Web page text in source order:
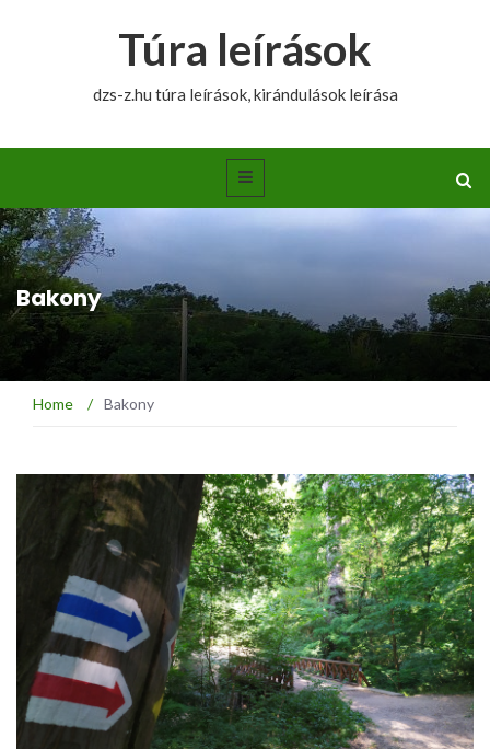
Túra leírások
dzs-z.hu túra leírások, kirándulások leírása
Bakony
Home / Bakony